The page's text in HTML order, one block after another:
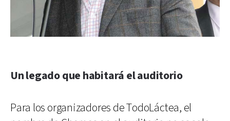
Un legado que habitará el auditorio
Para los organizadores de TodoLáctea, el